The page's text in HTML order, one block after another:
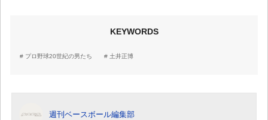
KEYWORDS
プロ野球20世紀の男たち 土井正博
週刊ベースボール編集部